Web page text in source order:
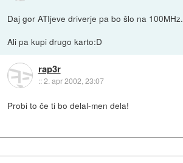
Daj gor ATIjeve driverje pa bo šlo na 100MHz.
Ali pa kupi drugo karto:D
rap3r
::2. apr 2002, 23:07
Probi to če ti bo delal-men dela!